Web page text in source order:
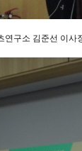
연구소 김준선 이사